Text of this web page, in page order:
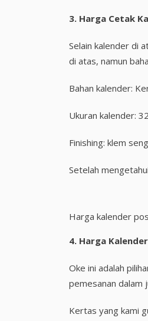
3. Harga Cetak
Selain kalender di
di atas, namun
Bahan kalender:
Ukuran kalender:
Finishing: klem
Setelah
Harga kalender
4. Harga
Oke ini adalah
pemesanan dalam
Kertas yang kami